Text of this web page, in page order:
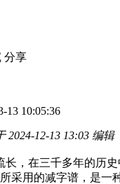
分享
13 10:05:36
2024-12-13 13:03 编辑
，在三千多年的历史
采用的减字谱，是一